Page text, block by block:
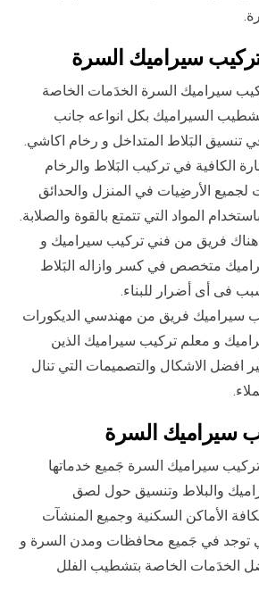
سيراميك السرة
سيراميك السرة الخدَمات الخاصة
السيراميك بكل انواعه جانب
في تنسيق البَلاط المتداخل و رخام اكاشي.
الكافية في تركيب البَلاط والرخام
لجميع الأرضِيات في المنزل والحدائق
المواد التي تتمتع بالقوة والصلابة.
هناك فريق من فني تركيب سيراميك و
متخصص في كسر وازاله البَلاط
فى أى أضرار للبناء.
سيراميك فريق من مهندسي الديكورات
و معلم تركيب سيراميك الذين
افضل الاشكال والتصميمات التي تنال
سيراميك السرة
سيراميك السرة جَميع خدماتها
والبلاط وتنسيق حول لصق
الأماكن السكنية وجميع المنشآت
توجد في جَميع محافظات ومدن السرة و
الخدَمات الخاصة بتشطيب الفلل